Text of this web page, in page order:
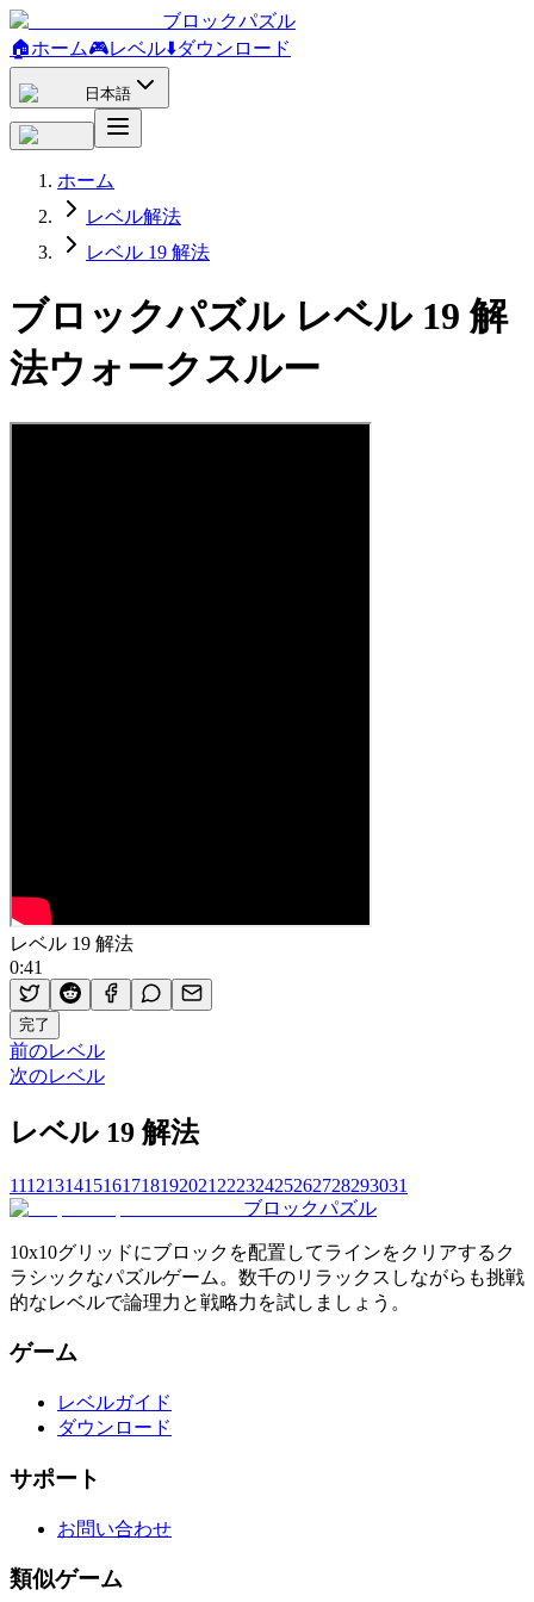
ブロックパズル
🏠ホーム🎮レベル⬇️ダウンロード
日本語
ホーム
レベル解法
レベル 19 解法
ブロックパズル レベル 19 解
法ウォークスルー
レベル 19 解法
0:41
完了
前のレベル
次のレベル
レベル 19 解法
1112131415161718192021 22232425262728293031
ブロックパズル
10x10グリッドにブロックを配置してラインをクリアするク
ラシックなパズルゲーム。数千のリラックスしながらも挑戦
的なレベルで論理力と戦略力を試しましょう。
ゲーム
レベルガイド
ダウンロード
サポート
お問い合わせ
類似ゲーム